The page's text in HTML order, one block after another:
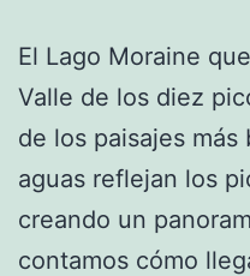
El Lago Moraine
Valle de los diez
de los paisajes
aguas reflejan los
creando un
contamos cómo